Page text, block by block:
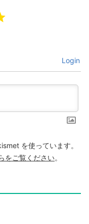
Login
を使っています。
をご覧ください。